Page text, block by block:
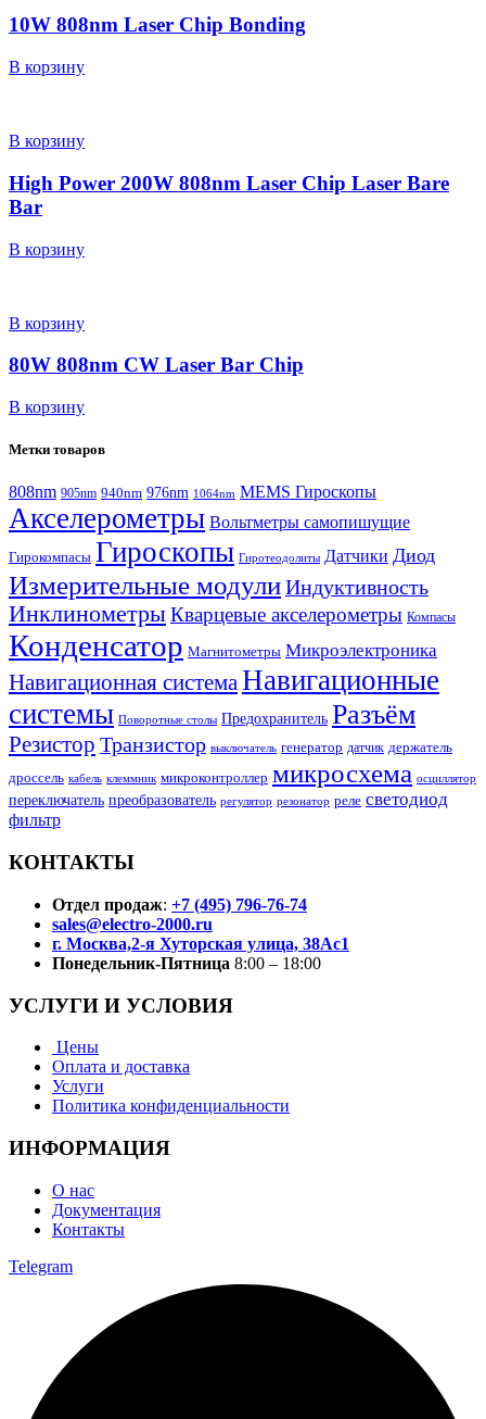
10W 808nm Laser Chip Bonding
В корзину
В корзину
High Power 200W 808nm Laser Chip Laser Bare
Bar
В корзину
В корзину
80W 808nm CW Laser Bar Chip
В корзину
Метки товаров
808nm 905nm 940nm 976nm 1064nm MEMS Гироскопы
Акселерометры Вольтметры самопишущие
Гирокомпасы Гироскопы Гиротеодолиты Датчики Диод
Измерительные модулиИндуктивность
ИнклинометрыКварцевые акселерометры Компасы
Конденсатор Магнитометры Микроэлектроника
Навигационная системаНавигационные
системы Поворотные столы Предохранитель Разъём
Резистор Транзистор выключатель генератор датчик держатель
дроссель кабель клеммник микроконтроллер микросхема осциллятор
переключатель преобразователь регулятор резонатор реле светодиод
фильтр
КОНТАКТЫ
Отдел продаж: +7 (495) 796-76-74
sales@electro-2000.ru
г. Москва,2-я Хуторская улица, 38Ас1
Понедельник-Пятница 8:00 – 18:00
УСЛУГИ И УСЛОВИЯ
Цены
Оплата и доставка
Услуги
Политика конфиденциальности
ИНФОРМАЦИЯ
О нас
Документация
Контакты
Telegram